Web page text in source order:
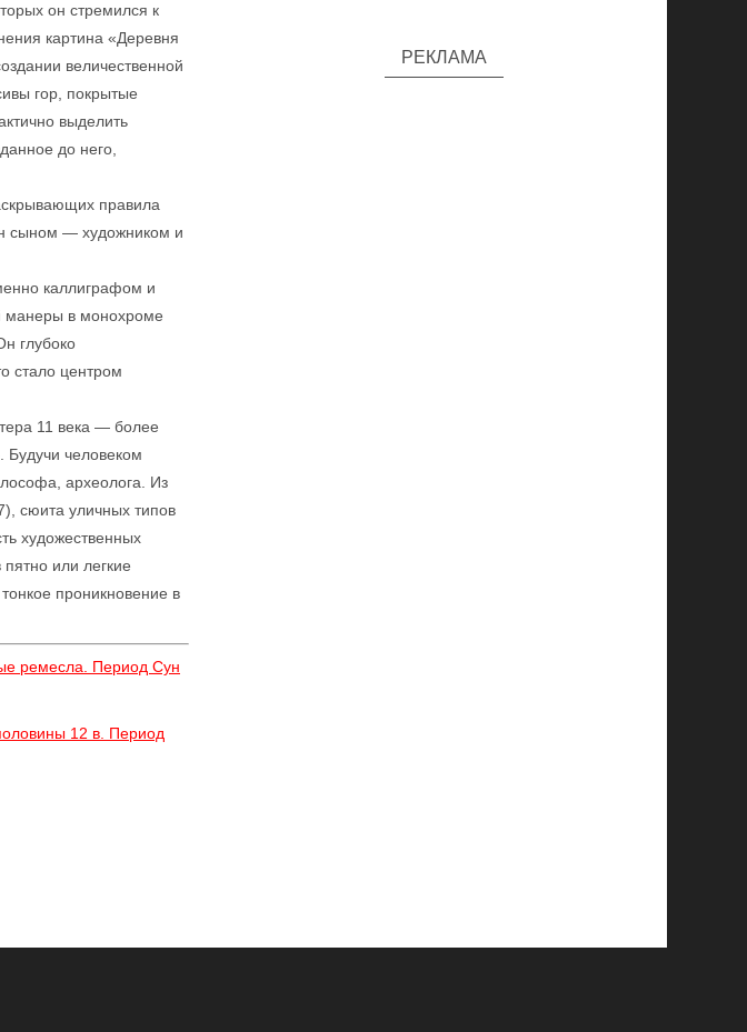
он стремился к
картина «Деревня
величественной
гор, покрытые
выделить
до него,
правила
сыном — художником и
каллиграфом и
манеры в монохроме
глубоко
стало центром
11 века — более
человеком
археолога. Из
сюита уличных типов
художественных
или легкие
проникновение в
ремесла. Период Сун
12 в. Период
РЕКЛАМА